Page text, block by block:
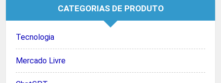
CATEGORIAS DE PRODUTO
Tecnologia
Mercado Livre